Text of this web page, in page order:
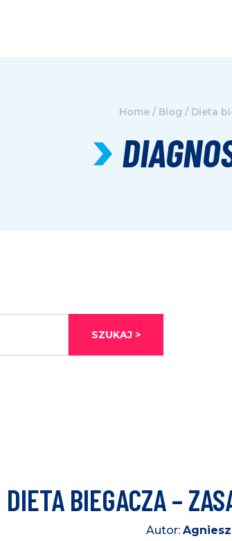
Home/ Blog / Dieta
SZUKAJ >
DIETA BIEGACZA –
Autor: